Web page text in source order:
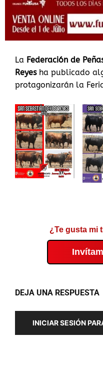
La Federación de
Reyesha publicado
protagonizarán la
¿Te gusta mi
DEJA UNA RESPUESTA
INICIAR SESIÓN